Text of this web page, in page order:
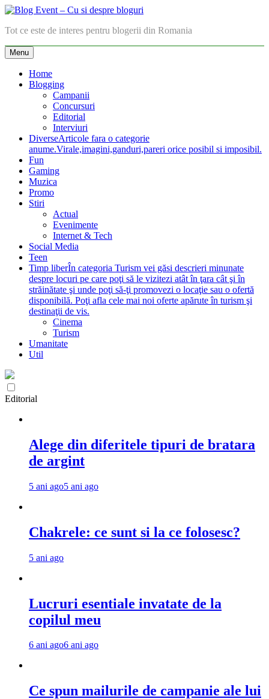
Skip
content
Blog Event – Cu si despre bloguri
Tot ce este de interes pentru blogerii din Romania
Menu
Home
Blogging
Campanii
Concursuri
Editorial
Interviuri
DiverseArticole fara o categorie
anume.Virale,imagini,ganduri,pareri orice posibil si imposibil.
Fun
Gaming
Muzica
Promo
Stiri
Actual
Evenimente
Internet & Tech
Social Media
Teen
Timp liberÎn categoria Turism vei găsi descrieri minunate
despre locuri pe care poţi să le vizitezi atât în ţara cât şi în
străinătate şi unde poţi să-ţi promovezi o locaţie sau o ofertă
disponibilă. Poţi afla cele mai noi oferte apărute în turism şi
destinaţii de vis.
Cinema
Turism
Umanitate
Util
Editorial
Alege din diferitele tipuri de bratara
de argint
5 ani ago5 ani ago
Chakrele: ce sunt si la ce folosesc?
5 ani ago
Lucruri esentiale invatate de la
copilul meu
6 ani ago6 ani ago
Ce spun mailurile de campanie ale lui